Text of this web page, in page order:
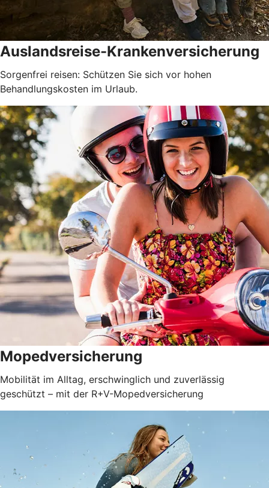
Auslandsreise-Krankenversicherung
Sorgenfrei reisen: Schützen Sie sich vor hohen
Behandlungskosten im Urlaub.
Mopedversicherung
Mobilität im Alltag, erschwinglich und zuverlässig
geschützt – mit der R+V-Mopedversicherung